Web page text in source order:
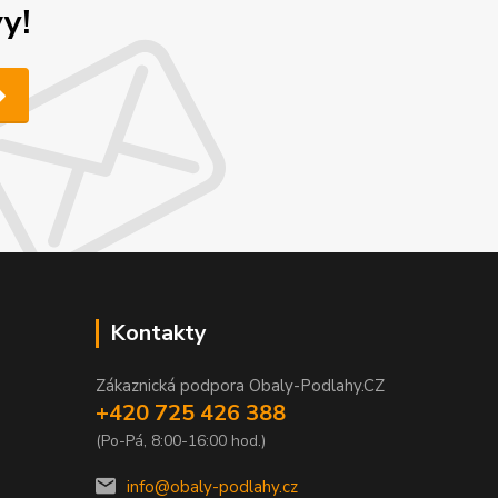
Kontakty
Zákaznická podpora Obaly-Podlahy.CZ
+420 725 426 388
(Po-Pá, 8:00-16:00 hod.)
info@obaly-podlahy.cz